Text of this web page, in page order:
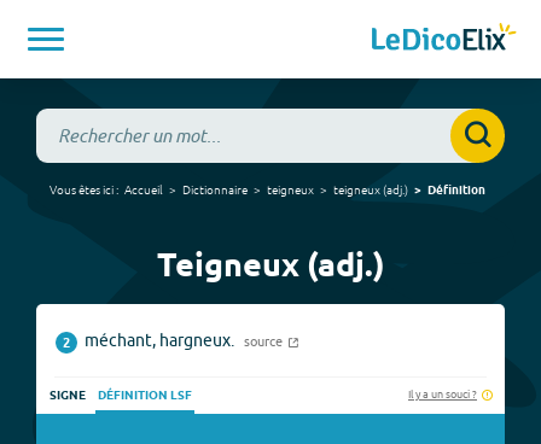
Vous êtes ici : Accueil Dictionnaire teigneux teigneux(adj.) Définition
Teigneux (adj.)
2 méchant, hargneux. source
SIGNE DÉFINITION LSF Il y a un souci ?